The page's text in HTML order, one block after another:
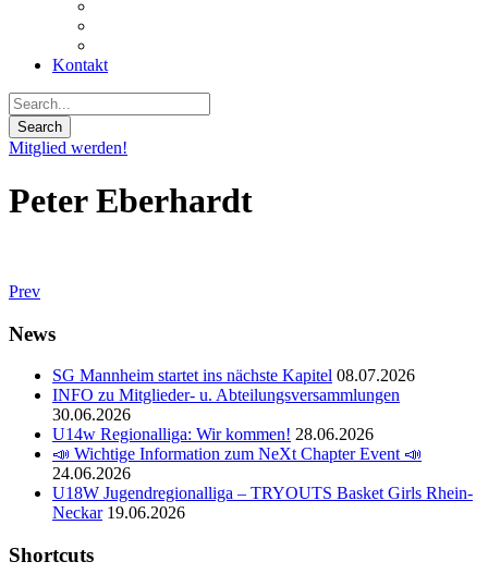
Kontakt
Mitglied werden!
Peter Eberhardt
Prev
News
SG Mannheim startet ins nächste Kapitel 08.07.2026
INFO zu Mitglieder- u. Abteilungsversammlungen
30.06.2026
U14w Regionalliga: Wir kommen! 28.06.2026
📣 Wichtige Information zum NeXt Chapter Event 📣
24.06.2026
U18W Jugendregionalliga – TRYOUTS Basket Girls Rhein-
Neckar 19.06.2026
Shortcuts